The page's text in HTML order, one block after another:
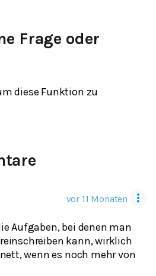
Frage oder
diese Funktion zu
vor 11 Monaten
Aufgaben, bei denen man
kann, wirklich
wenn es noch mehr von